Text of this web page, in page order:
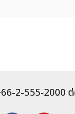
2-555-2000